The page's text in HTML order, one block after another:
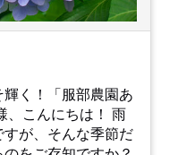
輝く！「服部農園あ
、こんにちは！ 雨
が、そんな季節だ